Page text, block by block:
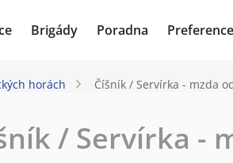
Brigády Poradna Preference
horách Číšník / Servírka - mzda
/ Servírka -